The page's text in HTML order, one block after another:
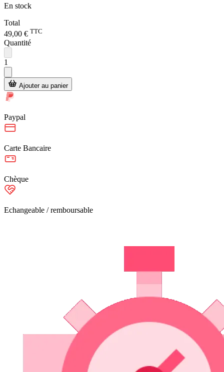
En stock
Total
49,00 € TTC
Quantité
1
Ajouter au panier
Paypal
Carte Bancaire
Chèque
Echangeable / remboursable